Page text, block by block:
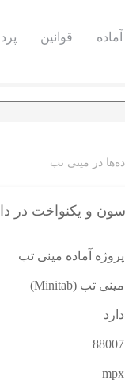
قوانین
در مینی تب
و یکنواخت در
پروژه آماده مینی تب
مینی تب (Minitab)
دارد
88007
mpx